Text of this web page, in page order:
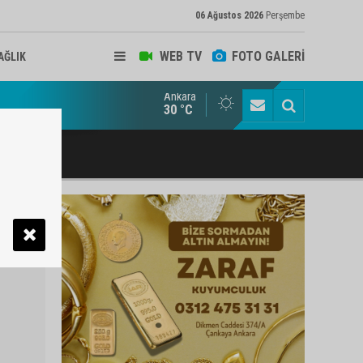
06 Ağustos 2026 Perşembe
WEB TV FOTO GALERİ
ve Arabulucu Rüstem Yiğit Ahizer'e ziyaretçi akını
Ankara
30 °C